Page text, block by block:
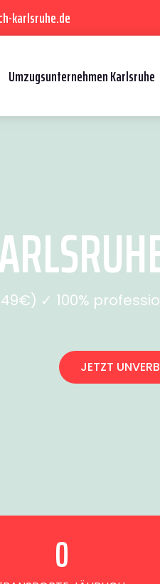
karlsruhe.de
Umzugsunternehmen Karlsruhe
✓ 100%
JETZT
0